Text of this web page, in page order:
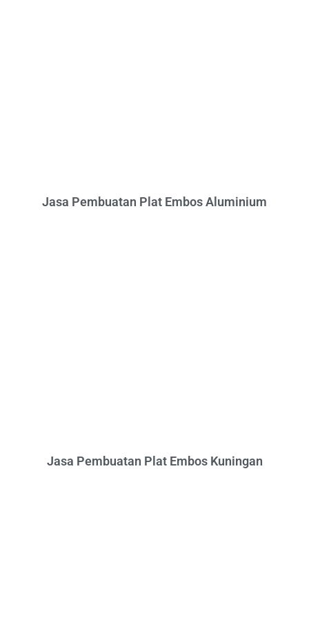
Jasa Pembuatan Plat Embos Aluminium
Jasa Pembuatan Plat Embos Kuningan